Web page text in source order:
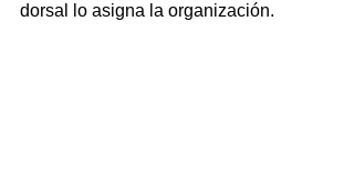
dorsal lo asigna la organización.